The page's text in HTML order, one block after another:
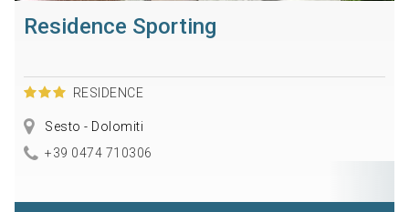
Residence Sporting
RESIDENCE
Sesto - Dolomiti
+39 0474 710306